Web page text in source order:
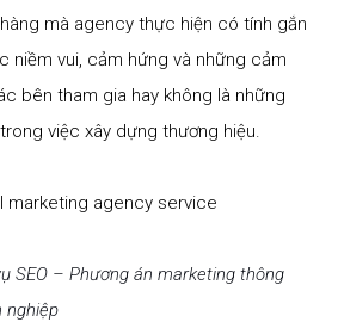
mà agency thực hiện có tính gắn
niềm vui, cảm hứng và những cảm
bên tham gia hay không là những
việc xây dựng thương hiệu.
SEO – Phương án marketing thông
nghiệp